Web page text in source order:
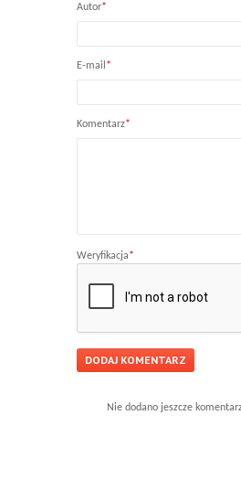
Autor*
E-mail *
Komentarz*
Weryfikacja*
Nie dodano jeszcze